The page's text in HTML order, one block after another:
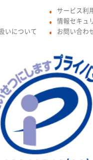
いについて
● サービス利
● 情報セキュ
● お問い合わ